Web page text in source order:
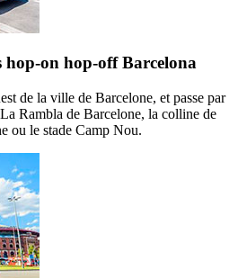
on hop-off Barcelona
de la ville de Barcelone, et passe par
Rambla de Barcelone, la colline de
ou le stade Camp Nou.